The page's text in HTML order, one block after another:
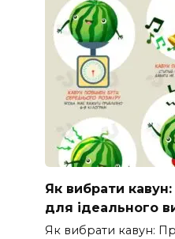
Як вибрати
для ідеального
Як вибрати кавун: